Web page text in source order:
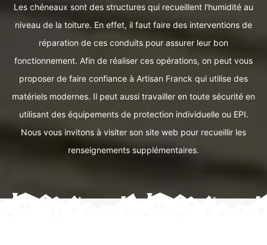
Les chéneaux sont des structures qui recueillent l'humidité au
niveau de la toiture. En effet, il faut faire des interventions de
réparation de ces conduits pour assurer leur bon
fonctionnement. Afin de réaliser ces opérations, on peut vous
proposer de faire confiance à Artisan Franck qui utilise des
matériels modernes. Il peut aussi travailler en toute sécurité en
utilisant des équipements de protection individuelle ou EPI.
Nous vous invitons à visiter son site web pour recueillir les
renseignements supplémentaires.